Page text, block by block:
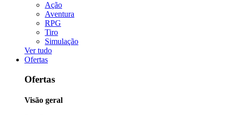
Ação
Aventura
RPG
Tiro
Simulação
Ver tudo
Ofertas
Ofertas
Visão geral